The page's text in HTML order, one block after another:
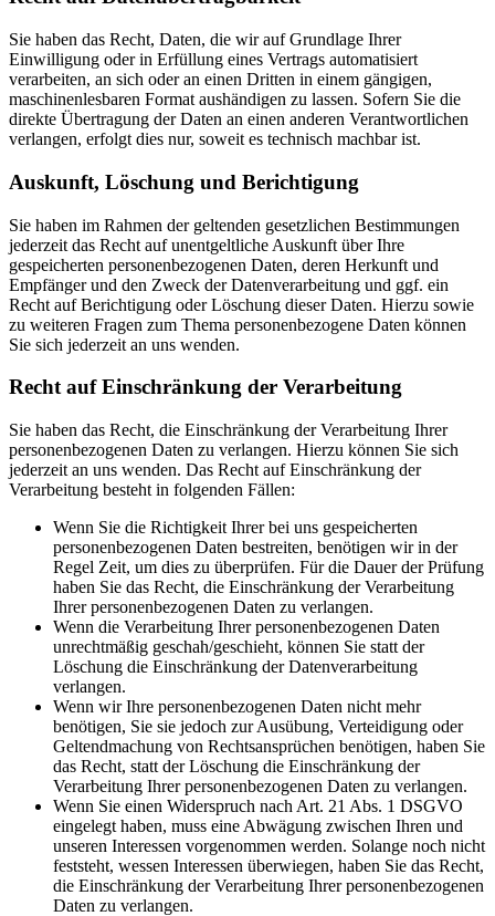
Sie haben das Recht, Daten, die wir auf Grundlage Ihrer
Einwilligung oder in Erfüllung eines Vertrags automatisiert
verarbeiten, an sich oder an einen Dritten in einem gängigen,
maschinenlesbaren Format aushändigen zu lassen. Sofern Sie die
direkte Übertragung der Daten an einen anderen Verantwortlichen
verlangen, erfolgt dies nur, soweit es technisch machbar ist.
Auskunft, Löschung und Berichtigung
Sie haben im Rahmen der geltenden gesetzlichen Bestimmungen
jederzeit das Recht auf unentgeltliche Auskunft über Ihre
gespeicherten personenbezogenen Daten, deren Herkunft und
Empfänger und den Zweck der Datenverarbeitung und ggf. ein
Recht auf Berichtigung oder Löschung dieser Daten. Hierzu sowie
zu weiteren Fragen zum Thema personenbezogene Daten können
Sie sich jederzeit an uns wenden.
Recht auf Einschränkung der Verarbeitung
Sie haben das Recht, die Einschränkung der Verarbeitung Ihrer
personenbezogenen Daten zu verlangen. Hierzu können Sie sich
jederzeit an uns wenden. Das Recht auf Einschränkung der
Verarbeitung besteht in folgenden Fällen:
Wenn Sie die Richtigkeit Ihrer bei uns gespeicherten
personenbezogenen Daten bestreiten, benötigen wir in der
Regel Zeit, um dies zu überprüfen. Für die Dauer der Prüfung
haben Sie das Recht, die Einschränkung der Verarbeitung
Ihrer personenbezogenen Daten zu verlangen.
Wenn die Verarbeitung Ihrer personenbezogenen Daten
unrechtmäßig geschah/geschieht, können Sie statt der
Löschung die Einschränkung der Datenverarbeitung
verlangen.
Wenn wir Ihre personenbezogenen Daten nicht mehr
benötigen, Sie sie jedoch zur Ausübung, Verteidigung oder
Geltendmachung von Rechtsansprüchen benötigen, haben Sie
das Recht, statt der Löschung die Einschränkung der
Verarbeitung Ihrer personenbezogenen Daten zu verlangen.
Wenn Sie einen Widerspruch nach Art. 21 Abs. 1 DSGVO
eingelegt haben, muss eine Abwägung zwischen Ihren und
unseren Interessen vorgenommen werden. Solange noch nicht
feststeht, wessen Interessen überwiegen, haben Sie das Recht,
die Einschränkung der Verarbeitung Ihrer personenbezogenen
Daten zu verlangen.